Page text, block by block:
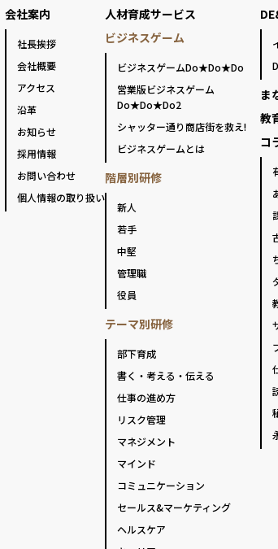
会社案内
社長挨拶
会社概要
アクセス
沿革
お知らせ
採用情報
お問い合わせ
個人情報の取り扱い
人材育成サービス
ビジネスゲーム
ビジネスゲームDo★Do★Do
営業版ビジネスゲーム
Do★Do★Do2
シャッター通り商店街を救え!
ビジネスゲームとは
階層別研修
新人
若手
中堅
管理職
役員
テーマ別研修
部下育成
書く・考える・伝える
仕事の進め方
リスク管理
マネジメント
マインド
コミュニケーション
セールス&マーケティング
ヘルスケア
ま
教
コ